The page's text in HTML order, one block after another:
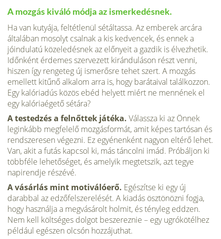
A mozgás kiváló módja az ismerkedésnek.
Ha van kutyája, feltét­lenül sétáltassa. Az emberek arcára
általában mosolyt csalnak a kis kedvencek, és ennek a
jóindulatú közeledésnek az előnyeit a gazdik is élvezhetik.
Időnként ér­demes szervezett kiránduláson részt venni,
hiszen így rengeteg új ismerősre tehet szert. A mozgás
emellett kitűnő alkalom arra is, hogy barátaival találkozzon.
Egy kalóriadús közös ebéd helyett miért ne mennének el
egy kalóriaégető sétára?
A testedzés a felnőttek játéka. Válassza ki az Önnek
leginkább megfe­lelő mozgásformát, amit képes tartósan és
rendszeresen végezni. Ez egyénenként nagyon eltérő lehet.
Van, akit a futás kapcsol ki, más táncolni imád. Próbáljon ki
többféle lehetőséget, és amelyik megtetszik, azt tegye
napirendje részévé.
A vásárlás mint motiválóerő. Egészítse ki egy új
darabbal az edzőfel­szerelését. A kiadás ösztönözni fogja,
hogy használja a megvásárolt holmit, és tényleg eddzen.
Nem kell költséges dolgot beszereznie – egy ugrókötélhez
pél­dául egészen olcsón hozzájuthat.